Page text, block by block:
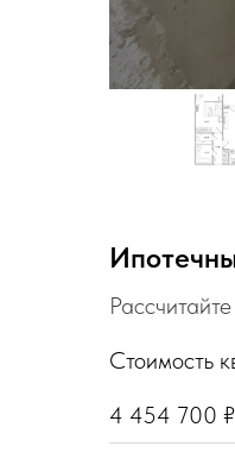
Стоимость